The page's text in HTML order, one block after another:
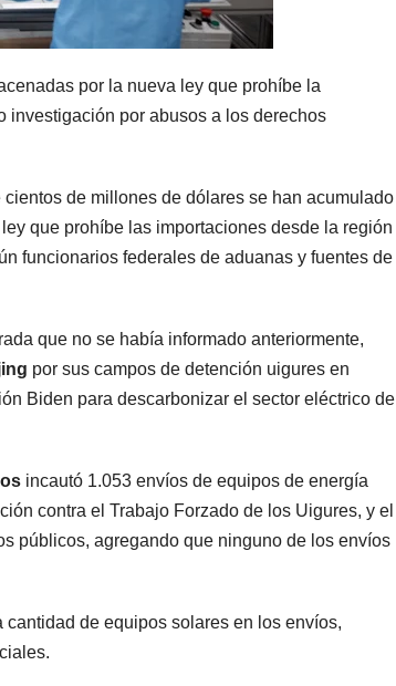
por la nueva ley que prohíbe la
investigación por abusos a los derechos
cientos de millones de dólares se han acumulado
que prohíbe las importaciones desde la región
funcionarios federales de aduanas y fuentes de
que no se había informado anteriormente,
por sus campos de detención uigures en
Biden para descarbonizar el sector eléctrico de
incautó 1.053 envíos de equipos de energía
contra el Trabajo Forzado de los Uigures, y el
públicos, agregando que ninguno de los envíos
de equipos solares en los envíos,